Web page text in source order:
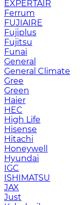
EXPERTAIR
Ferrum
FUJIAIRE
Fujiplus
Fujitsu
Funai
General
General Climate
Gree
Green
Haier
HEC
High Life
Hisense
Hitachi
Honeywell
Hyundai
IGC
ISHIMATSU
JAX
Just